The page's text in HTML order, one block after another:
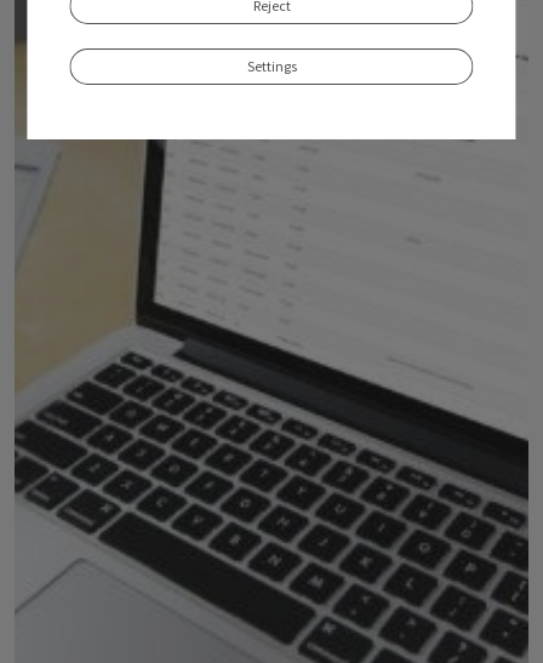
Reject
Settings